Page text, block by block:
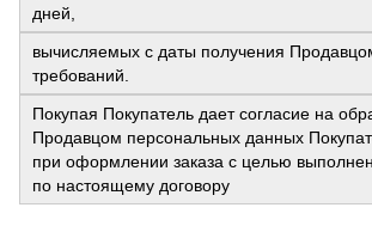
дней,
вычисляемых с даты получения
требований.
Покупая Покупатель дает согласие на
Продавцом персональных данных
при оформлении заказа с целью
по настоящему договору